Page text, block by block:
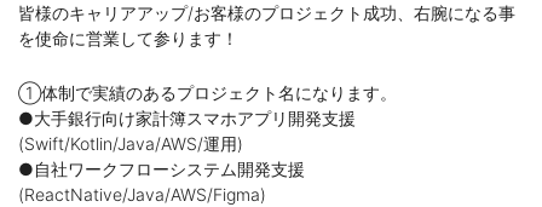
皆様のキャリアアップ/お客様のプロジェクト成功、右腕になる事
を使命に営業して参ります！
①体制で実績のあるプロジェクト名になります。
●大手銀行向け家計簿スマホアプリ開発支援
(Swift/Kotlin/Java/AWS/運用)
●自社ワークフローシステム開発支援
(ReactNative/Java/AWS/Figma)